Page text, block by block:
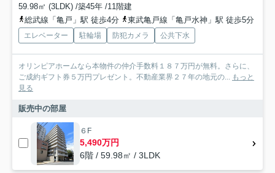
59.98㎡ (3LDK) /築45年 /11階建
総武線「亀戸」駅 徒歩4分
東武亀戸線「亀戸水神」駅 徒歩5分
エレベーター 駐輪場 防犯カメラ 公共下水
オリンピアホームなら本物件の仲介手数料１８７万円が無料。さらに、
ご成約ギフト券５万円プレゼント。不動産業界２７年の地元の...
もっと
見る
販売中の部屋
６F
5,490万円
6階 / 59.98㎡ / 3LDK